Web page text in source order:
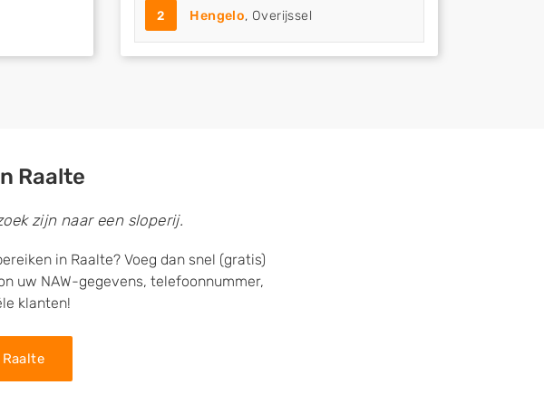
2 Hengelo, Overijssel
Raalte
zijn naar een sloperij.
in Raalte? Voeg dan snel (gratis)
uw NAW-gegevens, telefoonnummer,
klanten!